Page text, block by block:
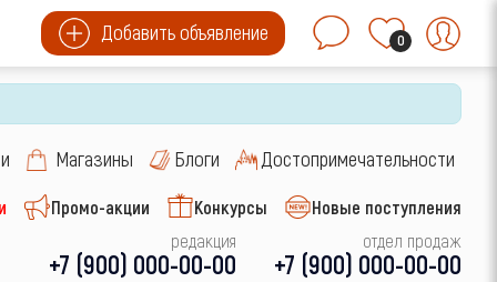
Добавить объявление 0
Магазины Блоги Достопримечательности
Промо-акции Конкурсы
Новые поступления
редакция
+7 (900) 000-00-00
отдел продаж
+7 (900) 000-00-00